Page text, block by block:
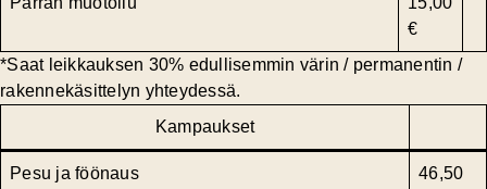
€
*Saat leikkauksen 30% edullisemmin värin / permanentin /
rakennekäsittelyn yhteydessä.
Kampaukset
Pesu ja föönaus
46,50